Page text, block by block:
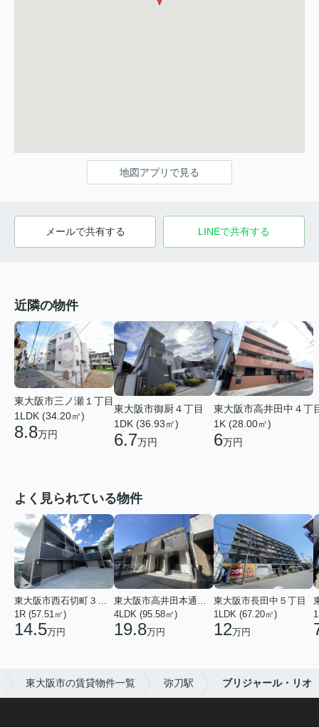
地図アプリで見る
メールで共有する LINEで共有する
近隣の物件
東大阪市三ノ瀬１丁目
1LDK (34.20㎡)
8.8万円
東大阪市御厨４丁目
1DK (36.93㎡)
6.7万円
東大阪市高井田中４丁
1K (28.00㎡)
6万円
よく見られている物件
東大阪市西石切町３丁目
1R (57.51㎡)
14.5万円
東大阪市高井田本通２丁目
4LDK (95.58㎡)
19.8万円
東大阪市長田中５丁目
1LDK (67.20㎡)
12万円
東大阪市の賃貸物件一覧 弥刀駅 ブリジャール・リオ